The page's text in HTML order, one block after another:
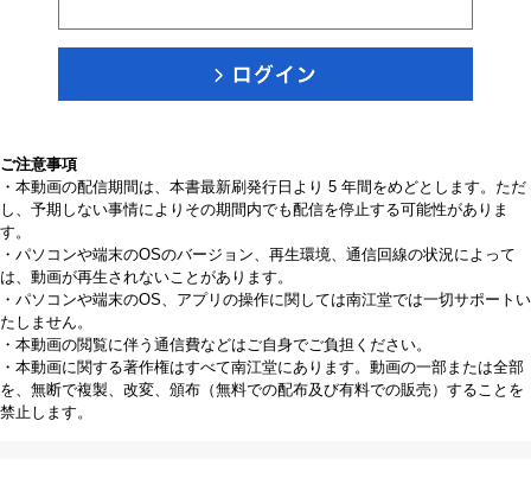
ご注意事項
・本動画の配信期間は、本書最新刷発行日より 5 年間をめどとします。ただ
し、予期しない事情によりその期間内でも配信を停止する可能性がありま
す。
・パソコンや端末のOSのバージョン、再生環境、通信回線の状況によって
は、動画が再生されないことがあります。
・パソコンや端末のOS、アプリの操作に関しては南江堂では一切サポートい
たしません。
・本動画の閲覧に伴う通信費などはご自身でご負担ください。
・本動画に関する著作権はすべて南江堂にあります。動画の一部または全部
を、無断で複製、改変、頒布（無料での配布及び有料での販売）することを
禁止します。